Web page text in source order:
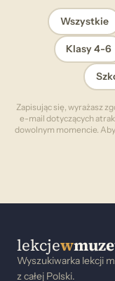
Wszystkie
Klasy 4-6
Zapisując się, wyrażasz
e-mail dotyczących
dowolnym momencie.
lekcjew
Wyszukiwarka lekcji
z całej Polski.